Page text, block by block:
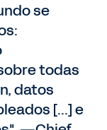
se
todas
datos
[...] e